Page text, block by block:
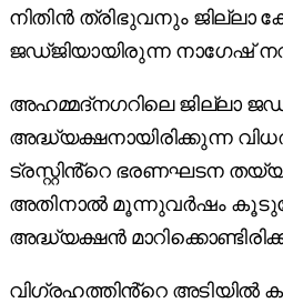
നിതിൻ ത്രിഭുവനും ജില്ലാ
ജഡ്ജിയായിരുന്ന നാഗേഷ്
അഹമ്മദ്നഗറിലെ ജില്ലാ
അദ്ധ്യക്ഷനായിരിക്കുന്ന
ട്രസ്റ്റിൻ്റെ ഭരണഘടന
അതിനാൽ മൂന്നുവർഷം
അദ്ധ്യക്ഷൻ
വിഗ്രഹത്തിൻ്റെ അടിയിൽ